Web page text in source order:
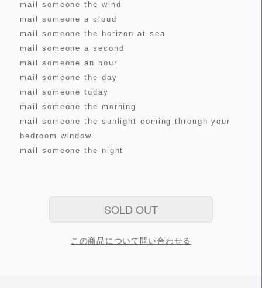
mail someone the wind
mail someone a cloud
mail someone the horizon at sea
mail someone a second
mail someone an hour
mail someone the day
mail someone today
mail someone the morning
mail someone the sunlight coming through your
bedroom window
mail someone the night
SOLD OUT
この商品について問い合わせる